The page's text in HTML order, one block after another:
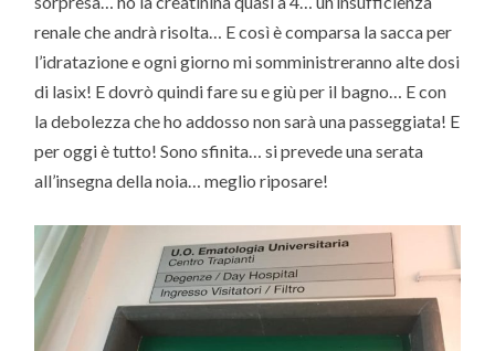
renale che andrà risolta… E così è comparsa la sacca per
l’idratazione e ogni giorno mi somministreranno alte dosi
di lasix! E dovrò quindi fare su e giù per il bagno… E con
la debolezza che ho addosso non sarà una passeggiata! E
per oggi è tutto! Sono sfinita… si prevede una serata
all’insegna della noia… meglio riposare!